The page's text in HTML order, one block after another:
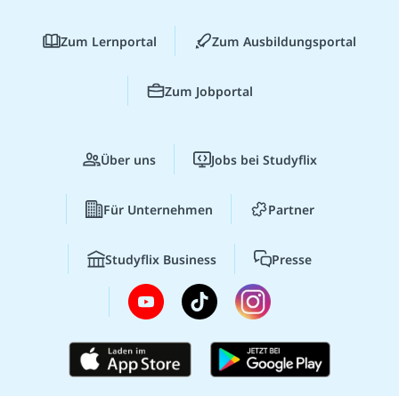
Zum Lernportal Zum Ausbildungsportal
Zum Jobportal
Über uns Jobs bei Studyflix
Für Unternehmen Partner
Studyflix Business Presse